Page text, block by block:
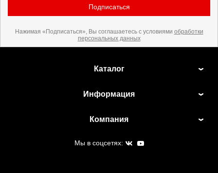
Подписаться
Нажимая «Подписаться», Вы соглашаетесь с условиями обработки
персональных данных
Каталог
Информация
Компания
Мы в соцсетях: